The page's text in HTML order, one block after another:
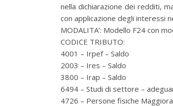
nella dichiarazione dei redditi,
con applicazione degli interessi
MODALITA’: Modello F24 con
CODICE TRIBUTO:
4001 – Irpef – Saldo
2003 – Ires – Saldo
3800 – Irap – Saldo
6494 – Studi di settore –
4726 – Persone fisiche